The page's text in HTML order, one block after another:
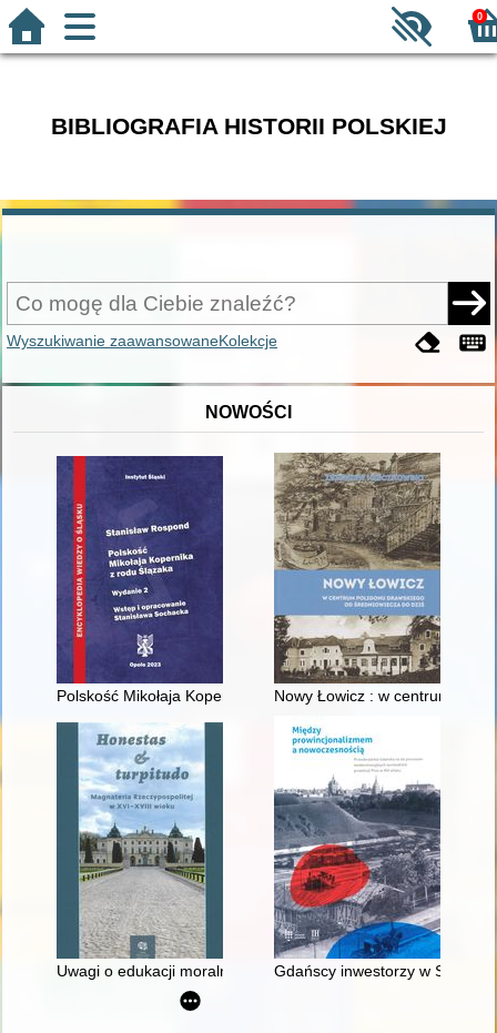
0
BIBLIOGRAFIA HISTORII POLSKIEJ
Wyszukiwanie zaawansowaneKolekcje
NOWOŚCI
Polskość Mikołaja Kopernika z rodu ŚlązakaNowy Łowicz : w centrum
Uwagi o edukacji moralnej synów szlacheckich w XVI-
Gdańscy inwestorzy w